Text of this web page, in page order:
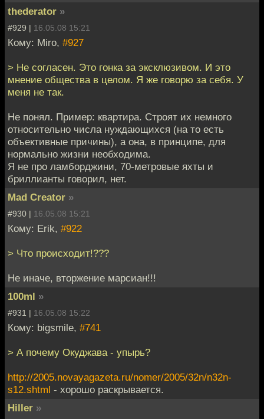
thederator »
#929 | 16.05.08 15:21
Кому: Miro, #927
> Не согласен. Это гонка за эксклюзивом. И это
мнение общества в целом. Я же говорю за себя. У
меня не так.
Не понял. Пример: квартира. Строят их немного
относительно числа нуждающихся (на то есть
объективные причины), а она, в принципе, для
нормально жизни необходима.
Я не про ламборджини, 70-метровые яхты и
бриллианты говорил, нет.
Mad Creator »
#930 | 16.05.08 15:21
Кому: Erik, #922
> Что происходит!???
Не иначе, вторжение марсиан!!!
100ml »
#931 | 16.05.08 15:22
Кому: bigsmile, #741
> А почему Окуджава - упырь?
http://2005.novayagazeta.ru/nomer/2005/32n/n32n-
s12.shtml - хорошо раскрывается.
Hiller »